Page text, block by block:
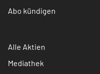
Abo kündigen
Alle Aktien
Mediathek